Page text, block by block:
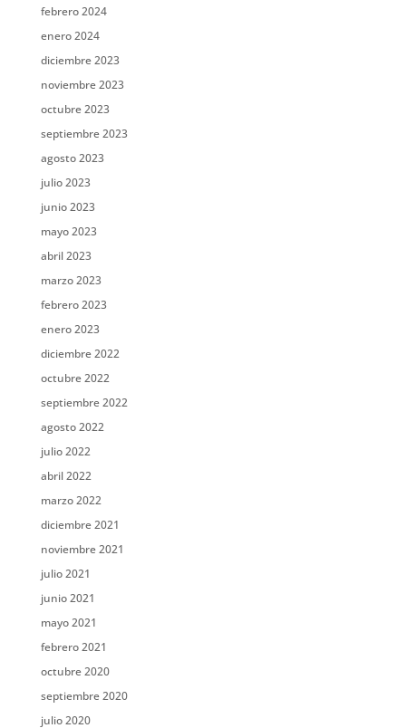
febrero 2024
enero 2024
diciembre 2023
noviembre 2023
octubre 2023
septiembre 2023
agosto 2023
julio 2023
junio 2023
mayo 2023
abril 2023
marzo 2023
febrero 2023
enero 2023
diciembre 2022
octubre 2022
septiembre 2022
agosto 2022
julio 2022
abril 2022
marzo 2022
diciembre 2021
noviembre 2021
julio 2021
junio 2021
mayo 2021
febrero 2021
octubre 2020
septiembre 2020
julio 2020